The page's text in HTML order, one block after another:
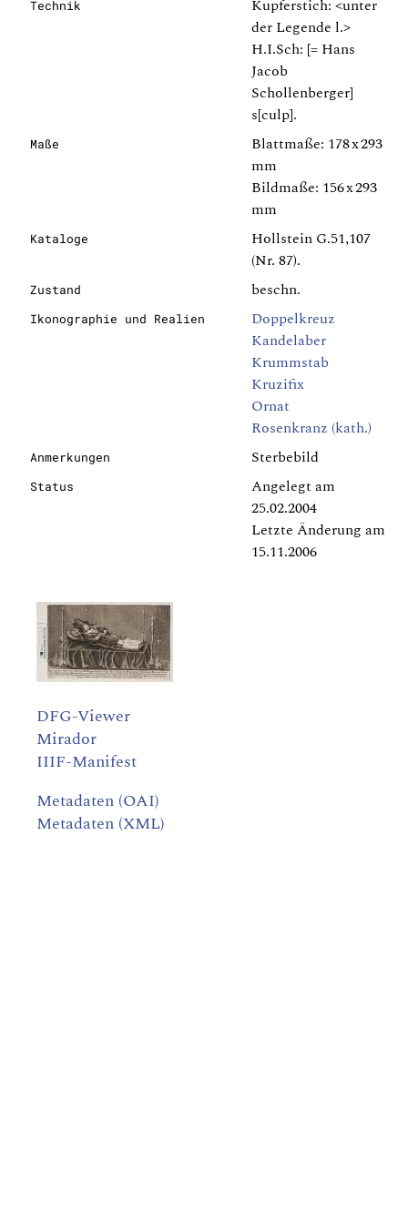
Technik
Kupferstich: <unter
der Legende l.>
H.I.Sch: [= Hans
Jacob
Schollenberger]
s[culp].
Maße
Blattmaße: 178 x 293
mm
Bildmaße: 156 x 293
mm
Kataloge
Hollstein G.51,107
(Nr. 87).
Zustand beschn.
Ikonographie und Realien
Doppelkreuz
Kandelaber
Krummstab
Kruzifix
Ornat
Rosenkranz (kath.)
Anmerkungen Sterbebild
Status
Angelegt am
25.02.2004
Letzte Änderung am
15.11.2006
DFG-Viewer
Mirador
IIIF-Manifest
Metadaten (OAI)
Metadaten (XML)